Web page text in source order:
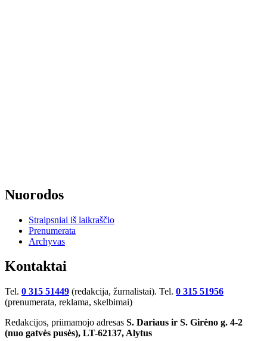
Nuorodos
Straipsniai iš laikraščio
Prenumerata
Archyvas
Kontaktai
Tel. 0 315 51449 (redakcija, žurnalistai). Tel. 0 315 51956
(prenumerata, reklama, skelbimai)
Redakcijos, priimamojo adresas S. Dariaus ir S. Girėno g. 4-2
(nuo gatvės pusės), LT-62137, Alytus